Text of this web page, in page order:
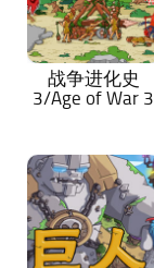
战争进化史
3/Age of War 3